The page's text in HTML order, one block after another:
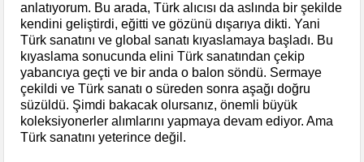
anlatıyorum. Bu arada, Türk alıcısı da aslında bir şekilde
kendini geliştirdi, eğitti ve gözünü dışarıya dikti. Yani
Türk sanatını ve global sanatı kıyaslamaya başladı. Bu
kıyaslama sonucunda elini Türk sanatından çekip
yabancıya geçti ve bir anda o balon söndü. Sermaye
çekildi ve Türk sanatı o süreden sonra aşağı doğru
süzüldü. Şimdi bakacak olursanız, önemli büyük
koleksiyonerler alımlarını yapmaya devam ediyor. Ama
Türk sanatını yeterince değil.